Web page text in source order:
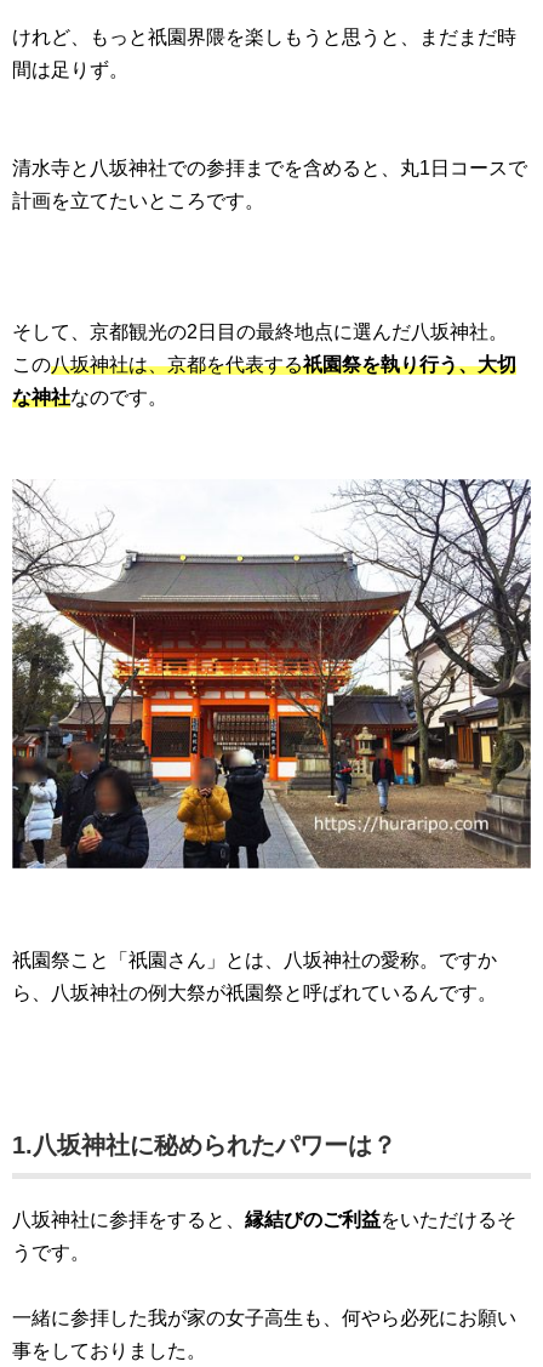
けれど、もっと祇園界隈を楽しもうと思うと、まだまだ時
間は足りず。
清水寺と八坂神社での参拝までを含めると、丸1日コースで
計画を立てたいところです。
そして、京都観光の2日目の最終地点に選んだ八坂神社。
この八坂神社は、京都を代表する祇園祭を執り行う、大切
な神社なのです。
祇園祭こと「祇園さん」とは、八坂神社の愛称。ですか
ら、八坂神社の例大祭が祇園祭と呼ばれているんです。
1.八坂神社に秘められたパワーは？
八坂神社に参拝をすると、 縁結びのご利益をいただけるそ
うです。
一緒に参拝した我が家の女子高生も、何やら必死にお願い
事をしておりました。